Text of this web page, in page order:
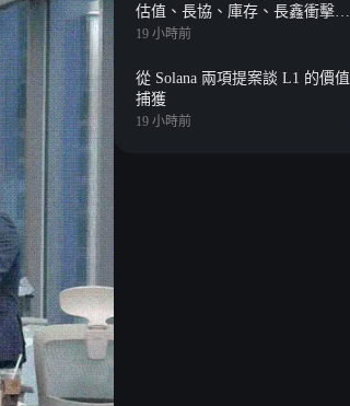
估值、長協、庫存、長鑫衝擊、
回購等
19 小時前
從 Solana 兩項提案談 L1 的價值
捕獲
19 小時前